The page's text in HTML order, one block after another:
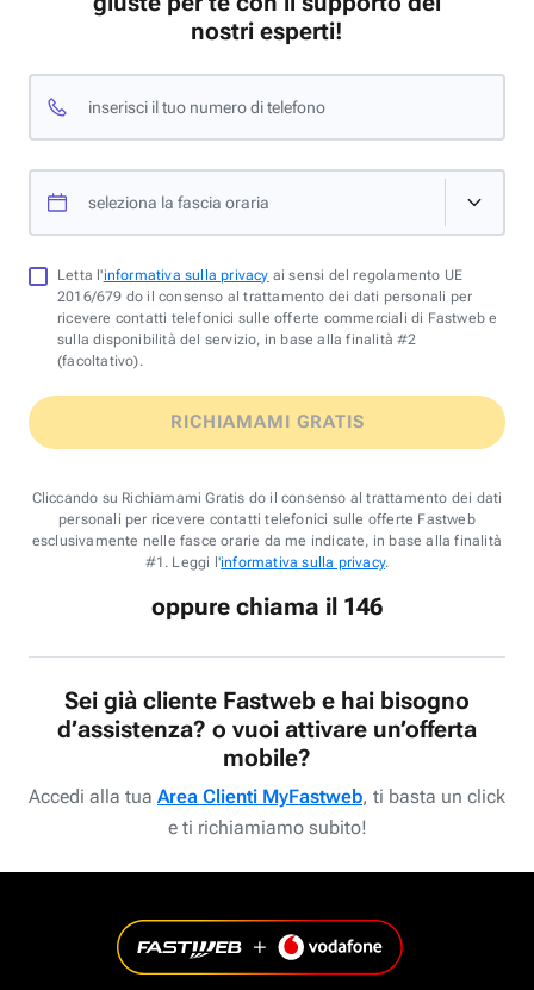
nostri esperti!
inserisci il tuo numero di telefono
seleziona la fascia oraria
Letta l'informativa sulla privacy ai sensi del regolamento UE
2016/679 do il consenso al trattamento dei dati personali per
ricevere contatti telefonici sulle offerte commerciali di Fastweb e
sulla disponibilità del servizio, in base alla finalità #2
(facoltativo).
RICHIAMAMI GRATIS
Cliccando su Richiamami Gratis do il consenso al trattamento dei dati
personali per ricevere contatti telefonici sulle offerte Fastweb
esclusivamente nelle fasce orarie da me indicate, in base alla finalità
#1. Leggi l'informativa sulla privacy.
oppure chiama il 146
Sei già cliente Fastweb e hai bisogno
d’assistenza? o vuoi attivare un’offerta
mobile?
Accedi alla tua Area Clienti MyFastweb, ti basta un click
e ti richiamiamo subito!